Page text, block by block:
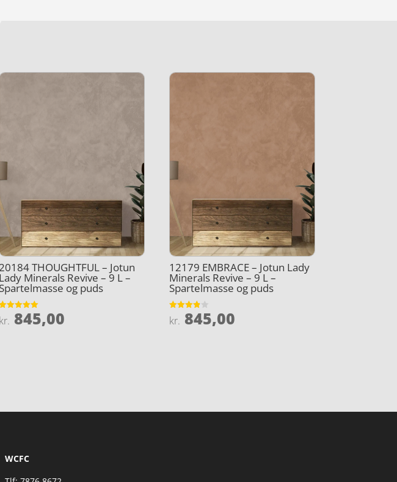
THOUGHTFUL – Jotun
Lady Minerals Revive – 9 L –
Spartelmasse og puds
Vurderet
5
kr. 845,00
12179 EMBRACE – Jotun Lady
Minerals Revive – 9 L –
Spartelmasse og puds
Vurderet
3.8
kr. 845,00
WCFC